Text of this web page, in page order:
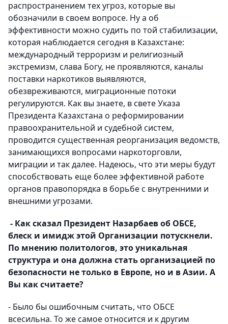
распространением тех угроз, которые вы
обозначили в своем вопросе. Ну а об
эффективности можно судить по той стабилизации,
которая наблюдается сегодня в Казахстане:
международный терроризм и религиозный
экстремизм, слава Богу, не проявляются, каналы
поставки наркотиков выявляются,
обезвреживаются, миграционные потоки
регулируются. Как вы знаете, в свете Указа
Президента Казахстана о реформировании
правоохранительной и судебной систем,
проводится существенная реорганизация ведомств,
занимающихся вопросами наркоторговли,
миграции и так далее. Надеюсь, что эти меры будут
способствовать еще более эффективной работе
органов правопорядка в борьбе с внутренними и
внешними угрозами.
- Как сказал Президент Назарбаев об ОБСЕ,
блеск и имидж этой Организации потускнели.
По мнению политологов, это уникальная
структура и она должна стать организацией по
безопасности не только в Европе, но и в Азии. А
Вы как считаете?
- Было бы ошибочным считать, что ОБСЕ
всесильна. То же самое относится и к другим